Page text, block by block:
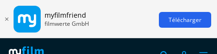
myfilmfriend
filmwerte GmbH Télécharger